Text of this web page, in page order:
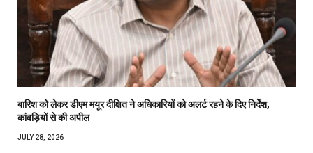
बारिश को लेकर डीएम मयूर दीक्षित ने अधिकारियों को अलर्ट रहने के दिए निर्देश,
कांवड़ियों से की अपील
JULY 28, 2026